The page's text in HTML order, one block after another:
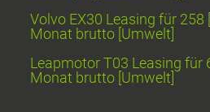
Volvo EX30 Leasing für 258
Monat brutto [Umwelt]
Leapmotor T03 Leasing für
Monat brutto [Umwelt]